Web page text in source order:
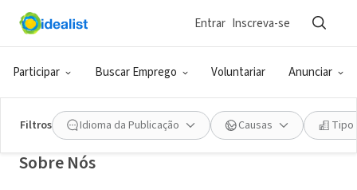
Participar Buscar Emprego Voluntariar Anunciar
Entrar Inscreva-se
Filtros Idioma da Publicação Causas Tipo
ONG (SETOR SOCIAL)
Vapor Sports Ministries
Sobre Nós